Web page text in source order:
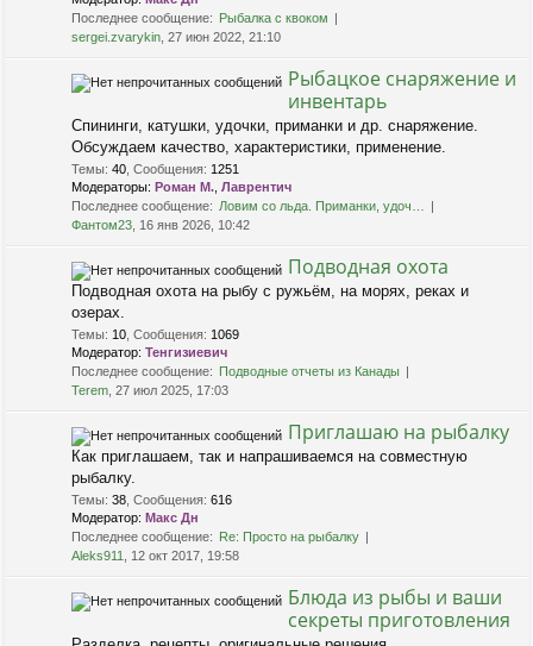
Последнее сообщение: Рыбалка с квоком
sergei.zvarykin , 27 июн 2022, 21:10
Рыбацкое снаряжение и
инвентарь
Спининги, катушки, удочки, приманки и др. снаряжение.
Обсуждаем качество, характеристики, применение.
Темы: 40 Сообщения: 1251
Модераторы: Роман М. Лаврентич
Последнее сообщение: Ловим со льда. Приманки, удоч…
Фантом23 , 16 янв 2026, 10:42
Подводная охота
Подводная охота на рыбу с ружьём, на морях, реках и
озерах.
Темы: 10 Сообщения: 1069
Модератор: Тенгизиевич
Последнее сообщение: Подводные отчеты из Канады
Terem , 27 июл 2025, 17:03
Приглашаю на рыбалку
Как приглашаем, так и напрашиваемся на совместную
рыбалку.
Темы: 38 Сообщения: 616
Модератор: Макс Дн
Последнее сообщение: Re: Просто на рыбалку
Aleks911
, 12 окт 2017, 19:58
Блюда из рыбы и ваши
секреты приготовления